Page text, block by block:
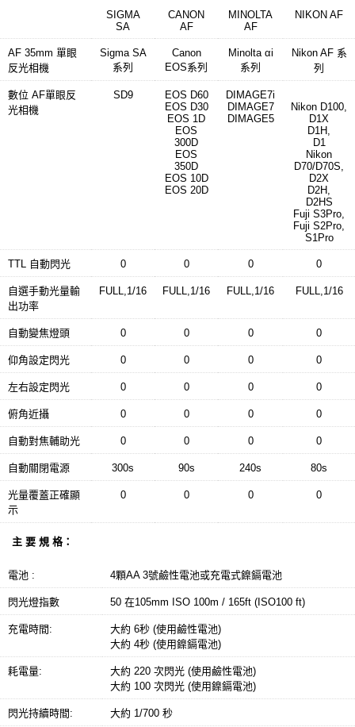
SIGMA
SA
CANON
AF
MINOLTA
AF
NIKON AF
AF 35mm 單眼
反光相機
Sigma SA
系列
Canon
EOS系列
Minolta αi
系列
Nikon AF 系
列
數位 AF單眼反
光相機
SD9
EOS D60
EOS D30
EOS 1D
EOS
300D
EOS
350D
EOS 10D
EOS 20D
DIMAGE7i
DIMAGE7
DIMAGE5
Nikon D100,
D1X
D1H,
D1
Nikon
D70/D70S,
D2X
D2H,
D2HS
Fuji S3Pro,
Fuji S2Pro,
S1Pro
TTL 自動閃光 0 0 0 0
自選手動光量輸
出功率
FULL,1/16 FULL,1/16 FULL,1/16 FULL,1/16
自動變焦燈頭 0 0 0 0
仰角設定閃光 0 0 0 0
左右設定閃光 0 0 0 0
俯角近攝 0 0 0 0
自動對焦輔助光 0 0 0 0
自動關閉電源 300s 90s 240s 80s
光量覆蓋正確顯
示
0 0 0 0
主 要 規 格：
電池 : 4顆AA 3號鹼性電池或充電式鎳鎘電池
閃光燈指數 50 在105mm ISO 100m / 165ft (ISO100 ft)
充電時間:
大約 6秒 (使用鹼性電池)
大約 4秒 (使用鎳鎘電池)
耗電量:
大約 220 次閃光 (使用鹼性電池)
大約 100 次閃光 (使用鎳鎘電池)
閃光持續時間: 大約 1/700 秒